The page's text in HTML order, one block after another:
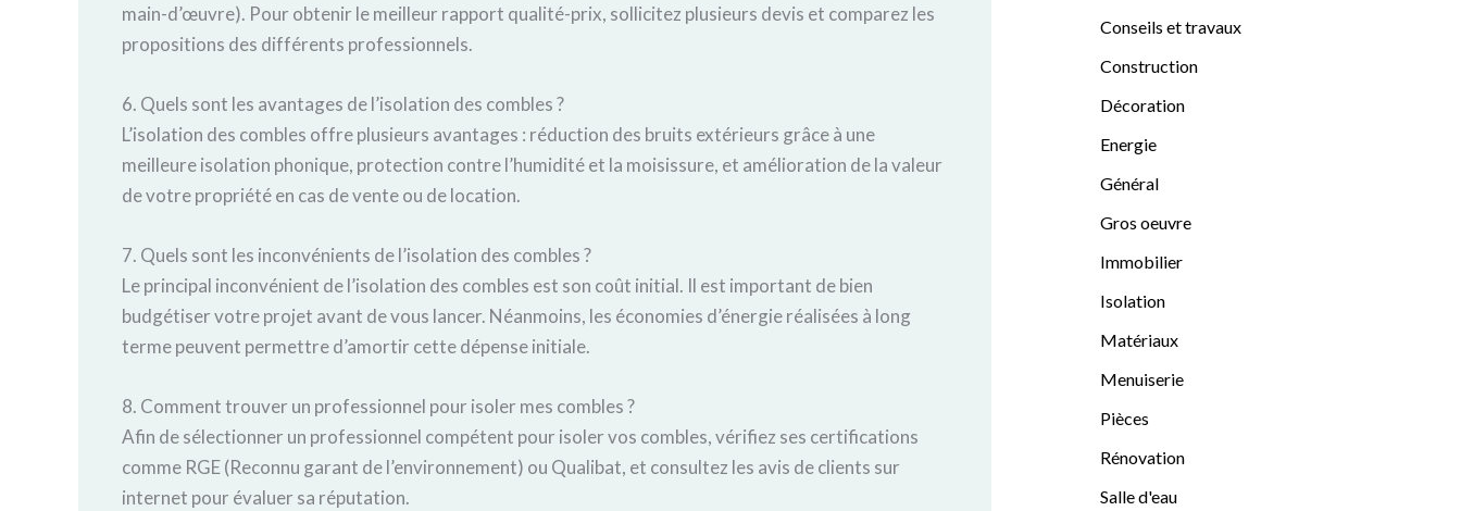
main-d’œuvre). Pour obtenir le meilleur rapport qualité-prix, sollicitez plusieurs devis et comparez les
propositions des différents professionnels.
6. Quels sont les avantages de l’isolation des combles ?
L’isolation des combles offre plusieurs avantages : réduction des bruits extérieurs grâce à une
meilleure isolation phonique, protection contre l’humidité et la moisissure, et amélioration de la valeur
de votre propriété en cas de vente ou de location.
7. Quels sont les inconvénients de l’isolation des combles ?
Le principal inconvénient de l’isolation des combles est son coût initial. Il est important de bien
budgétiser votre projet avant de vous lancer. Néanmoins, les économies d’énergie réalisées à long
terme peuvent permettre d’amortir cette dépense initiale.
8. Comment trouver un professionnel pour isoler mes combles ?
Afin de sélectionner un professionnel compétent pour isoler vos combles, vérifiez ses certifications
comme RGE (Reconnu garant de l’environnement) ou Qualibat, et consultez les avis de clients sur
internet pour évaluer sa réputation.
Conseils et travaux
Construction
Décoration
Energie
Général
Gros oeuvre
Immobilier
Isolation
Matériaux
Menuiserie
Pièces
Rénovation
Salle d'eau